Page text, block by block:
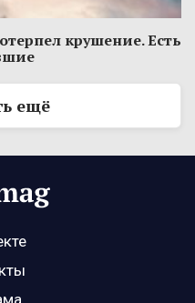
крушение. Есть
ещё